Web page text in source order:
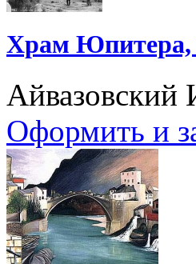
Храм Юпитера,
Айвазовский
Оформить и